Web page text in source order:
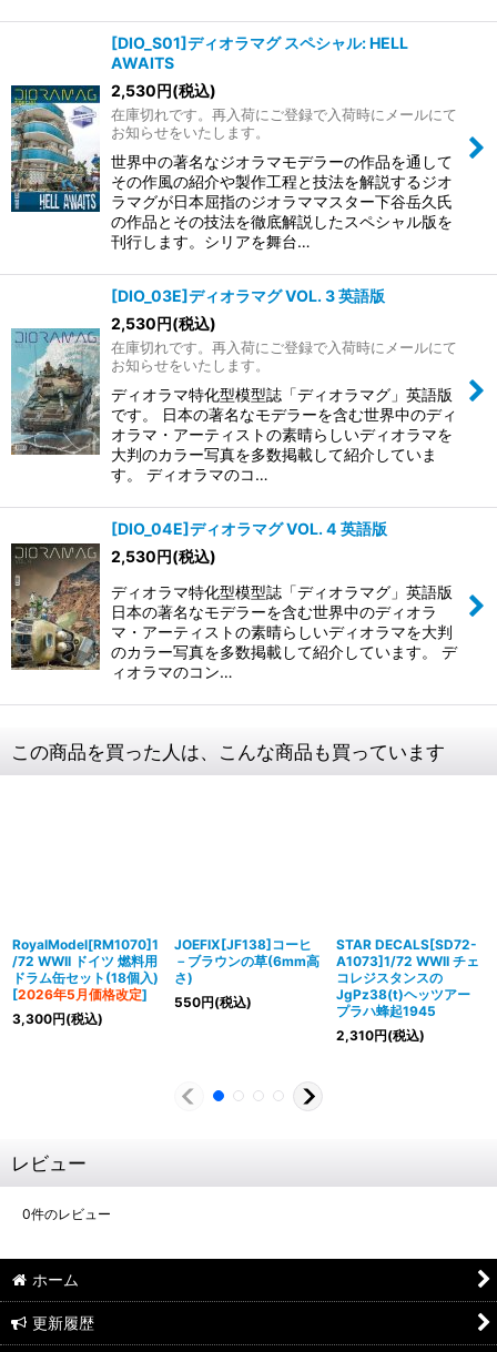
[DIO_S01]ディオラマグ スペシャル: HELL
AWAITS
2,530円(税込)
在庫切れです。再入荷にご登録で入荷時にメールにて
お知らせをいたします。
世界中の著名なジオラマモデラーの作品を通して
その作風の紹介や製作工程と技法を解説するジオ
ラマグが日本屈指のジオラママスター下谷岳久氏
の作品とその技法を徹底解説したスペシャル版を
刊行します。シリアを舞台…
[DIO_03E]ディオラマグ VOL. 3 英語版
2,530円(税込)
在庫切れです。再入荷にご登録で入荷時にメールにて
お知らせをいたします。
ディオラマ特化型模型誌「ディオラマグ」英語版
です。 日本の著名なモデラーを含む世界中のディ
オラマ・アーティストの素晴らしいディオラマを
大判のカラー写真を多数掲載して紹介していま
す。 ディオラマのコ…
[DIO_04E]ディオラマグ VOL. 4 英語版
2,530円(税込)
ディオラマ特化型模型誌「ディオラマグ」英語版
日本の著名なモデラーを含む世界中のディオラ
マ・アーティストの素晴らしいディオラマを大判
のカラー写真を多数掲載して紹介しています。 デ
ィオラマのコン…
この商品を買った人は、こんな商品も買っています
RoyalModel[RM1070]1
/72 WWII ドイツ 燃料用
ドラム缶セット(18個入)
[2026年5月価格改定]
3,300円(税込)
JOEFIX[JF138]コーヒ
－ブラウンの草(6mm高
さ)
550円(税込)
STAR DECALS[SD72-
A1073]1/72 WWII チェ
コレジスタンスの
JgPz38(t)ヘッツアー
プラハ蜂起1945
2,310円(税込)
レビュー
0件のレビュー
ホーム
更新履歴